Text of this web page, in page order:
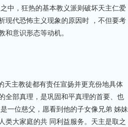
中，狂热的基本教义派则破坏天主仁爱
现代恐怖主义现象的原因时 ，不但要考
和意识形态等动机。
主教徒都有责任宣扬并更充份地具体
全部真理，是巩固和平真理的首要、也
一位慈父，愿看到他的子女像兄弟 姊妹
类大家庭的共 同利益服务。天主是取之